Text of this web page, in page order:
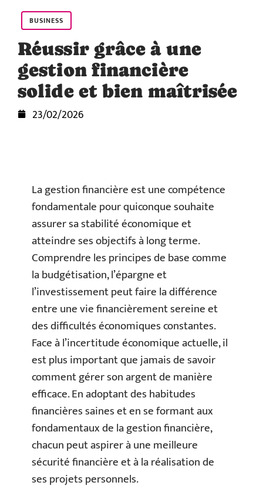
BUSINESS
Réussir grâce à une
gestion financière
solide et bien maîtrisée
23/02/2026
La gestion financière est une compétence
fondamentale pour quiconque souhaite
assurer sa stabilité économique et
atteindre ses objectifs à long terme.
Comprendre les principes de base comme
la budgétisation, l’épargne et
l’investissement peut faire la différence
entre une vie financièrement sereine et
des difficultés économiques constantes.
Face à l’incertitude économique actuelle, il
est plus important que jamais de savoir
comment gérer son argent de manière
efficace. En adoptant des habitudes
financières saines et en se formant aux
fondamentaux de la gestion financière,
chacun peut aspirer à une meilleure
sécurité financière et à la réalisation de
ses projets personnels.